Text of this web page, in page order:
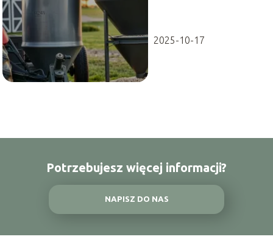
2025-10-17
Potrzebujesz więcej informacji?
NAPISZ DO NAS